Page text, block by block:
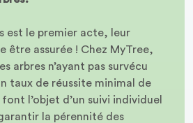
est le premier acte, leur
être assurée ! Chez MyTree,
arbres n’ayant pas survécu
taux de réussite minimal de
l’objet d’un suivi individuel
la pérennité des